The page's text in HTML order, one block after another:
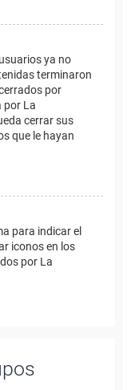
ya no
terminaron
por
por La
cerrar sus
que le hayan
para indicar el
iconos en los
por La